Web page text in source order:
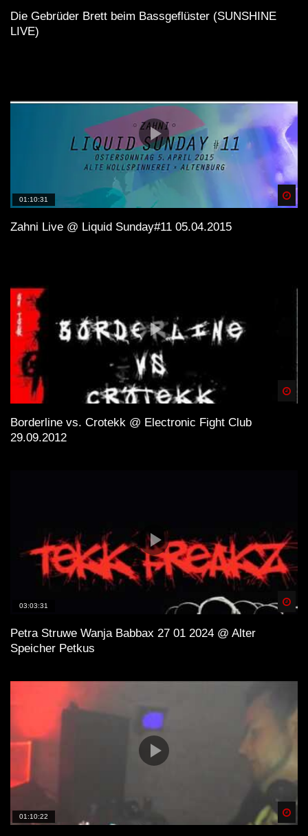
Die Gebrüder Brett beim Bassgeflüster (SUNSHINE
LIVE)
01:10:31
Zahni Live @ Liquid Sunday#11 05.04.2015
Borderline vs. Crotekk @ Electronic Fight Club
29.09.2012
03:03:31
Petra Struwe Wanja Babbax 27 01 2024 @ Alter
Speicher Petkus
01:10:22